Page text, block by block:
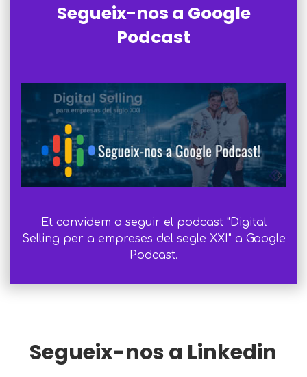
Segueix-nos a Google
Podcast
Et convidem a seguir el podcast "Digital
Selling per a empreses del segle XXI" a Google
Podcast.
Segueix-nos a Linkedin